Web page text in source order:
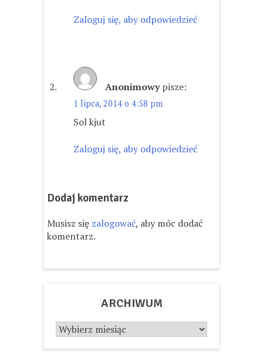
Zaloguj się, aby odpowiedzieć
Anonimowy pisze:
1 lipca, 2014 o 4:58 pm
Sol kjut
Zaloguj się, aby odpowiedzieć
Dodaj komentarz
Musisz się zalogować, aby móc dodać
komentarz.
ARCHIWUM
Archiwum